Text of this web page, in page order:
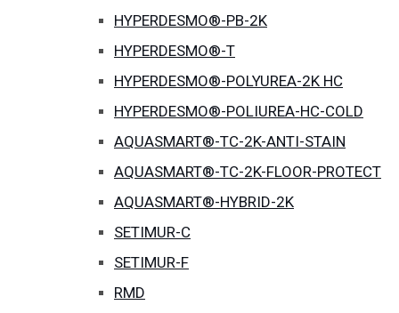
HYPERDESMO®-PB-2K
HYPERDESMO®-T
HYPERDESMO®-POLYUREA-2K HC
HYPERDESMO®-POLIUREA-HC-COLD
AQUASMART®-TC-2K-ANTI-STAIN
AQUASMART®-TC-2K-FLOOR-PROTECT
AQUASMART®-HYBRID-2K
SETIMUR-C
SETIMUR-F
RMD